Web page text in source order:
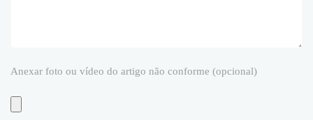
Anexar foto ou vídeo do artigo não conforme (opcional)